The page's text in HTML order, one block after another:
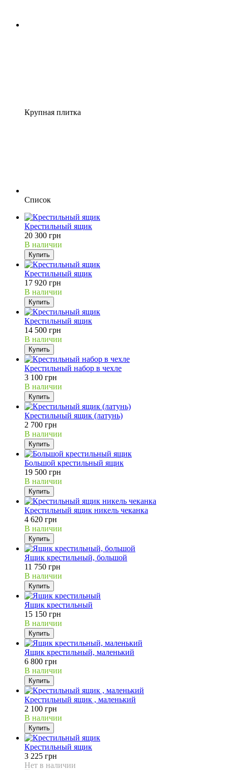
Крупная плитка
Список
Крестильный ящик
20 300 грн
В наличии
Купить
Крестильный ящик
17 920 грн
В наличии
Купить
Крестильный ящик
14 500 грн
В наличии
Купить
Крестильный набор в чехле
3 100 грн
В наличии
Купить
Крестильный ящик (латунь)
2 700 грн
В наличии
Купить
Большой крестильный ящик
19 500 грн
В наличии
Купить
Крестильный ящик никель чеканка
4 620 грн
В наличии
Купить
Ящик крестильный, большой
11 750 грн
В наличии
Купить
Ящик крестильный
15 150 грн
В наличии
Купить
Ящик крестильный, маленький
6 800 грн
В наличии
Купить
Крестильный ящик , маленький
2 100 грн
В наличии
Купить
Крестильный ящик
3 225 грн
Нет в наличии